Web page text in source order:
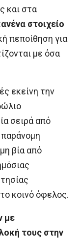
και στα
στοιχείο
πεποίθηση για
με όσα
εκείνη την
σειρά από
βία από
κοινό όφελος.
με
τους στην